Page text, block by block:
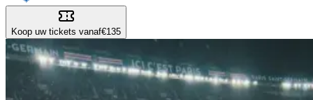
Koop uw tickets vanaf€135